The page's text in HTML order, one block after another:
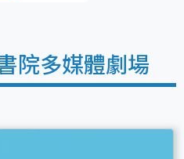
院多媒體劇場